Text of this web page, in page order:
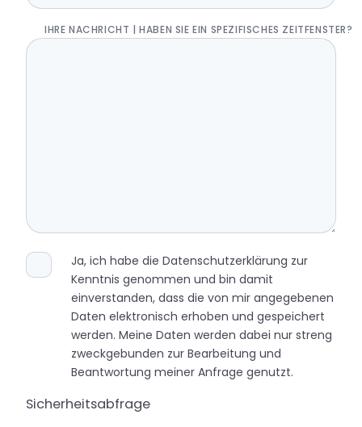
IHRE NACHRICHT | HABEN SIE EIN SPEZIFISCHES ZEITFENSTER?
Ja, ich habe die Datenschutzerklärung zur
Kenntnis genommen und bin damit
einverstanden, dass die von mir angegebenen
Daten elektronisch erhoben und gespeichert
werden. Meine Daten werden dabei nur streng
zweckgebunden zur Bearbeitung und
Beantwortung meiner Anfrage genutzt.
Sicherheitsabfrage